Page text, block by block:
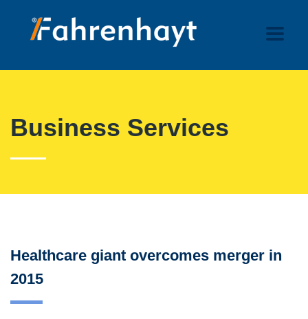
Business Services
Healthcare giant overcomes merger in
2015